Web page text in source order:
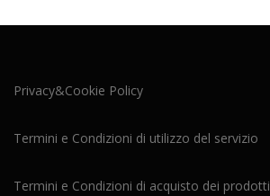
Privacy&Cookie Policy
Termini e Condizioni di utilizzo del servizio
Termini e Condizioni di acquisto dei prodotti